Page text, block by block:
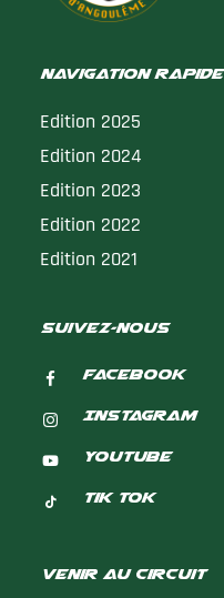
Navigation rapide
Edition 2025
Edition 2024
Edition 2023
Edition 2022
Edition 2021
suivez-nous
Facebook
Instagram
Youtube
Tik Tok
Venir au circuit